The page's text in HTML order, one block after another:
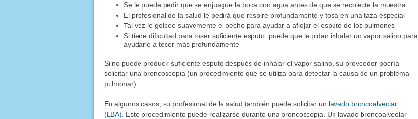
Se le puede pedir que se enjuague la boca con agua antes de que se recolecte la muestra
El profesional de la salud le pedirá que respire profundamente y tosa en una taza especial
Tal vez le golpee suavemente el pecho para ayudar a aflojar el esputo de los pulmones
Si tiene dificultad para toser suficiente esputo, puede que le pidan inhalar un vapor salino para
ayudarle a toser más profundamente
Si no puede producir suficiente esputo después de inhalar el vapor salino, su proveedor podría
solicitar una broncoscopia (un procedimiento que se utiliza para detectar la causa de un problema
pulmonar).
En algunos casos, su profesional de la salud también puede solicitar un lavado broncoalveolar
(LBA). Este procedimiento puede realizarse durante una broncoscopia. Un lavado broncoalveolar